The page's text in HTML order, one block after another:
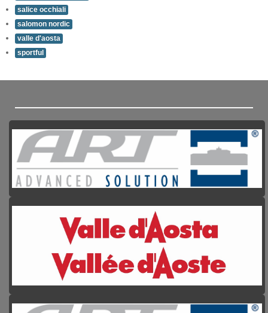
salice occhiali
salomon nordic
valle d'aosta
sportful